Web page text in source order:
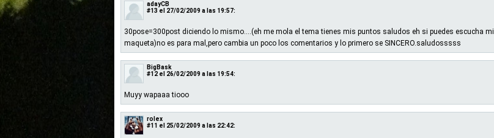
adayCB
#13 el 27/02/2009 a las 19:57:
30pose=300post diciendo lo mismo....(eh me mola el tema tienes mis puntos saludos eh si puedes escucha mi
maqueta)no es para mal,pero cambia un poco los comentarios y lo primero se SINCERO.saludosssss
BigBask
#12 el 26/02/2009 a las 19:54:
Muyy wapaaa tiooo
rolex
#11 el 25/02/2009 a las 22:42: